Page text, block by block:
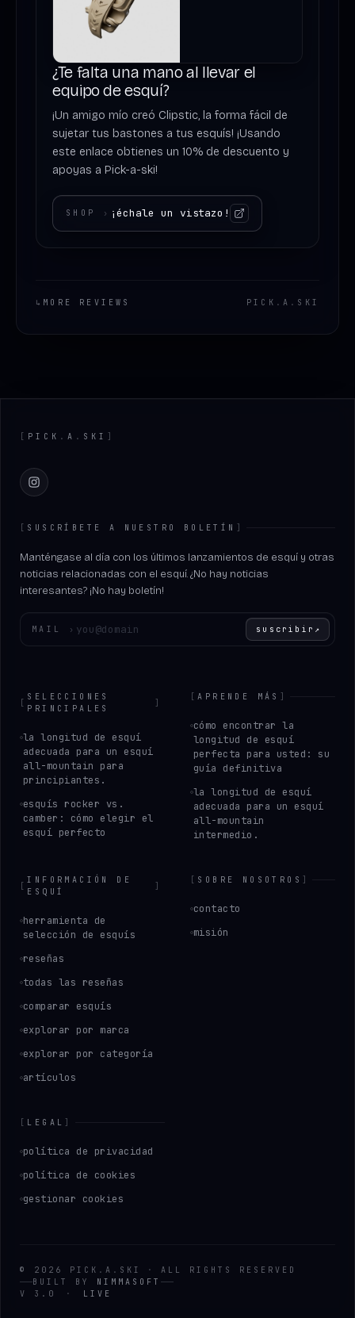
¿Te falta una mano al llevar el
equipo de esquí?
¡Un amigo mío creó Clipstic, la forma fácil de
sujetar tus bastones a tus esquís! ¡Usando
este enlace obtienes un 10% de descuento y
apoyas a Pick-a-ski!
SHOP › ¡échale un vistazo!
↳ MORE REVIEWS PICK . A . SKI
[ PICK . A . SKI ]
Instagram
[ SUSCRÍBETE A NUESTRO BOLETÍN ]
Manténgase al día con los últimos lanzamientos de esquí y otras
noticias relacionadas con el esquí. ¿No hay noticias
interesantes? ¡No hay boletín!
MAIL › suscribir ↗
[
SELECCIONES
PRINCIPALES
]
la longitud de esquí
adecuada para un esquí
all-mountain para
principiantes.
esquís rocker vs.
camber: cómo elegir el
esquí perfecto
[APRENDE MÁS ]
cómo encontrar la
longitud de esquí
perfecta para usted: su
guía definitiva
la longitud de esquí
adecuada para un esquí
all-mountain
intermedio.
[
INFORMACIÓN DE
ESQUÍ
]
herramienta de
selección de esquís
reseñas
todas las reseñas
comparar esquís
explorar por marca
explorar por categoría
artículos
[ SOBRE NOSOTROS ]
contacto
misión
[ LEGAL ]
política de privacidad
política de cookies
gestionar cookies
© 2026 PICK . A . SKI ·
ALL RIGHTS RESERVED
BUILT BY
NIMMASOFT
V 3.0
· LIVE